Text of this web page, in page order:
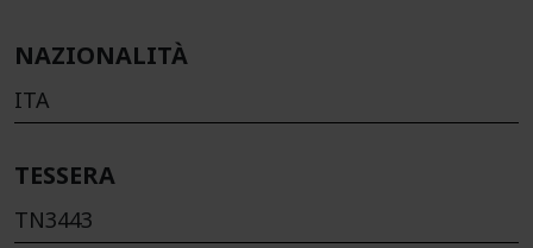
NAZIONALITÀ
ITA
TESSERA
TN3443